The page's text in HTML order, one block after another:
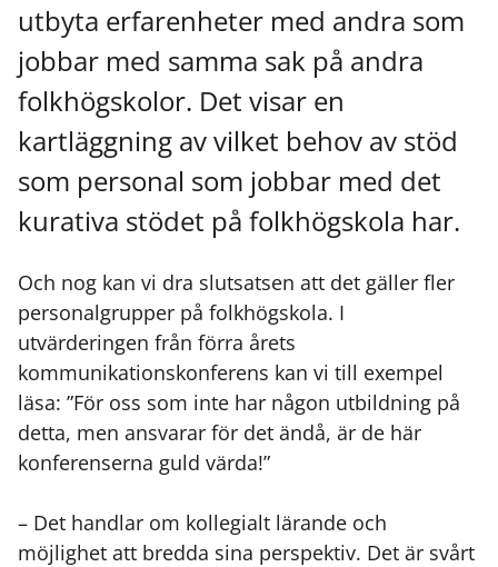
utbyta erfarenheter med andra som
jobbar med samma sak på andra
folkhögskolor. Det visar en
kartläggning av vilket behov av stöd
som personal som jobbar med det
kurativa stödet på folkhögskola har.
Och nog kan vi dra slutsatsen att det gäller fler
personalgrupper på folkhögskola. I
utvärderingen från förra årets
kommunikationskonferens kan vi till exempel
läsa: ”För oss som inte har någon utbildning på
detta, men ansvarar för det ändå, är de här
konferenserna guld värda!”
– Det handlar om kollegialt lärande och
möjlighet att bredda sina perspektiv. Det är svårt